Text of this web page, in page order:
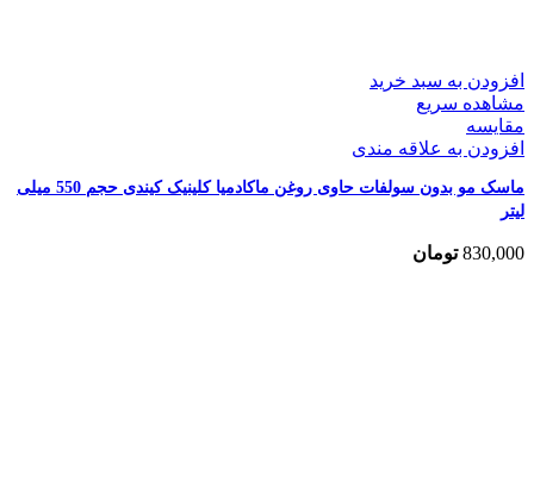
افزودن به سبد خرید
مشاهده سریع
مقایسه
افزودن به علاقه مندی
ماسک مو بدون سولفات حاوی روغن ماکادمیا کلینیک کیندی حجم 550 میلی
لیتر
830,000 تومان